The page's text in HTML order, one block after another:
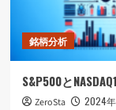
銘柄分析
S&P500と
ZeroSta 2024年